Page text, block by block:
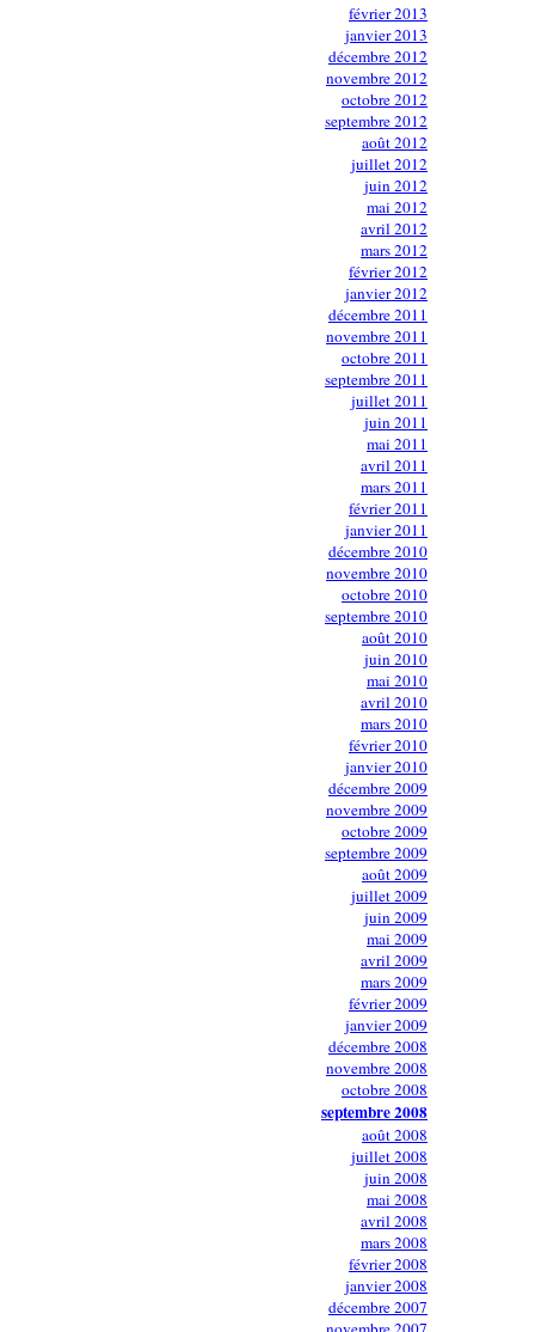
février 2013
janvier 2013
décembre 2012
novembre 2012
octobre 2012
septembre 2012
août 2012
juillet 2012
juin 2012
mai 2012
avril 2012
mars 2012
février 2012
janvier 2012
décembre 2011
novembre 2011
octobre 2011
septembre 2011
juillet 2011
juin 2011
mai 2011
avril 2011
mars 2011
février 2011
janvier 2011
décembre 2010
novembre 2010
octobre 2010
septembre 2010
août 2010
juin 2010
mai 2010
avril 2010
mars 2010
février 2010
janvier 2010
décembre 2009
novembre 2009
octobre 2009
septembre 2009
août 2009
juillet 2009
juin 2009
mai 2009
avril 2009
mars 2009
février 2009
janvier 2009
décembre 2008
novembre 2008
octobre 2008
septembre 2008
août 2008
juillet 2008
juin 2008
mai 2008
avril 2008
mars 2008
février 2008
janvier 2008
décembre 2007